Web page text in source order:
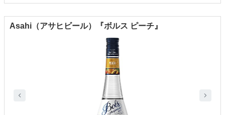
Asahi（アサヒビール）『ボルス ピーチ』